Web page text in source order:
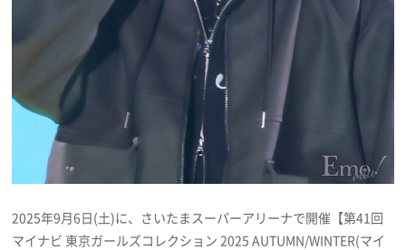
Emo!miuとは？
プライバシーポリシー
利用規約
お問い合わせ
2025年9月6日(土)に、さいたまスーパーアリーナで開催【第41回
マイナビ 東京ガールズコレクション 2025 AUTUMN/WINTER(マイ